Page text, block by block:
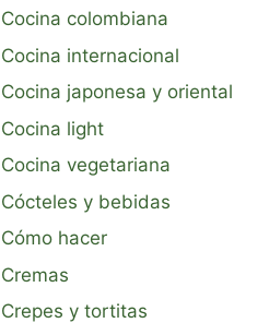
Cocina colombiana
Cocina internacional
Cocina japonesa y oriental
Cocina light
Cocina vegetariana
Cócteles y bebidas
Cómo hacer
Cremas
Crepes y tortitas